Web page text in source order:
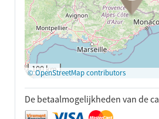
Op Google
bekijken
100 km
© OpenStreetMap contributors
De betaalmogelijkheden van de